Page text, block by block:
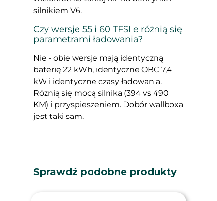
silnikiem V6.
Czy wersje 55 i 60 TFSI e różnią się
parametrami ładowania?
Nie - obie wersje mają identyczną
baterię 22 kWh, identyczne OBC 7,4
kW i identyczne czasy ładowania.
Różnią się mocą silnika (394 vs 490
KM) i przyspieszeniem. Dobór wallboxa
jest taki sam.
Sprawdź podobne produkty